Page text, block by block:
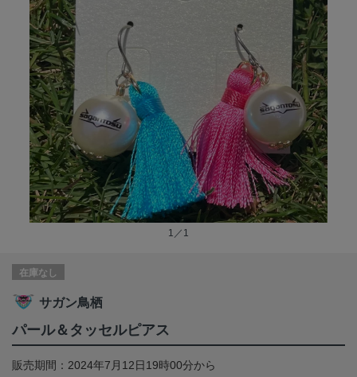
1／1
在庫なし
サガン鳥栖
パール＆タッセルピアス
販売期間：2024年7月12日19時00分から